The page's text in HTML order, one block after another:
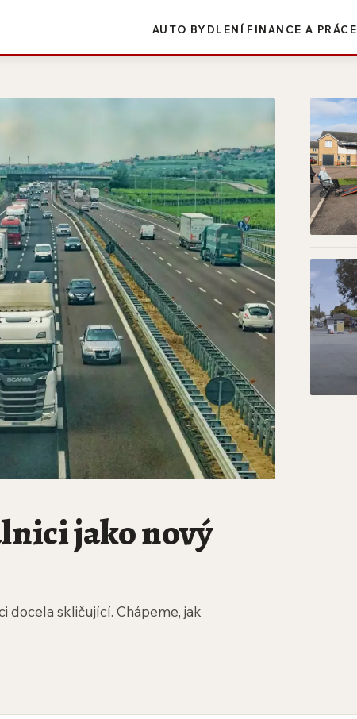
AUTO BYDLENÍ FINANCE A PRÁCE
jako nový
docela skličující. Chápeme, jak